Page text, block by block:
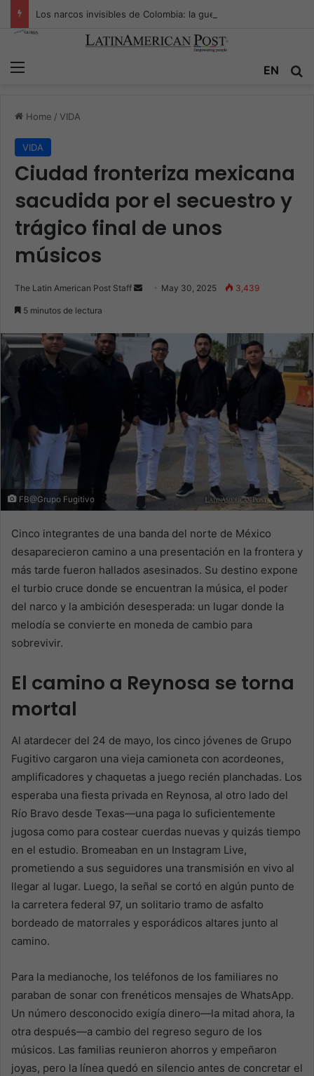
Menu EN
Home / VIDA
VIDA
Ciudad fronteriza mexicana
sacudida por el secuestro y
trágico final de unos
músicos
The Latin American Post Staff
Send May 30, 2025 3,439
5 minutos de lectura
FB@Grupo Fugitivo
Cinco integrantes de una banda del norte de México
desaparecieron camino a una presentación en la frontera y
más tarde fueron hallados asesinados. Su destino expone
el turbio cruce donde se encuentran la música, el poder
del narco y la ambición desesperada: un lugar donde la
melodía se convierte en moneda de cambio para
sobrevivir.
El camino a Reynosa se torna
mortal
Al atardecer del 24 de mayo, los cinco jóvenes de Grupo
Fugitivo cargaron una vieja camioneta con acordeones,
amplificadores y chaquetas a juego recién planchadas. Los
esperaba una fiesta privada en Reynosa, al otro lado del
Río Bravo desde Texas—una paga lo suficientemente
jugosa como para costear cuerdas nuevas y quizás tiempo
en el estudio. Bromeaban en un Instagram Live,
prometiendo a sus seguidores una transmisión en vivo al
llegar al lugar. Luego, la señal se cortó en algún punto de
la carretera federal 97, un solitario tramo de asfalto
bordeado de matorrales y esporádicos altares junto al
camino.
Para la medianoche, los teléfonos de los familiares no
paraban de sonar con frenéticos mensajes de WhatsApp.
Un número desconocido exigía dinero—la mitad ahora, la
otra después—a cambio del regreso seguro de los
músicos. Las familias reunieron ahorros y empeñaron
joyas, pero la línea quedó en silencio antes de concretar el